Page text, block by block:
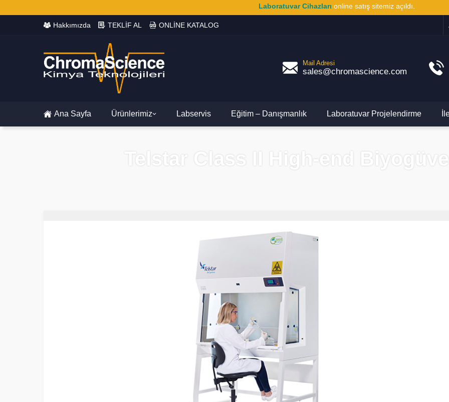
Laboratuvar Cihazları online satış sitemiz açıldı.
Hakkımızda TEKLİF AL ONLİNE KATALOG
Mail Adresi
sales@chromascience.com
Ana Sayfa Ürünlerimiz Labservis Eğitim – Danışmanlık Laboratuvar Projelendirme
Telstar Class II High-end